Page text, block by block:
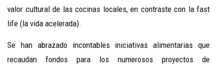
valor cultural de las cocinas locales, en contraste con la fast
life (la vida acelerada).
Se han abrazado incontables iniciativas alimentarias que
recaudan fondos para los numerosos proyectos de